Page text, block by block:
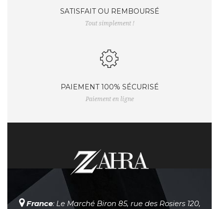
SATISFAIT OU REMBOURSÉ
Tout simplement !
PAIEMENT 100% SÉCURISÉ
Paiement en ligne
France: Le Marché Biron 85, rue des Rosiers 120,